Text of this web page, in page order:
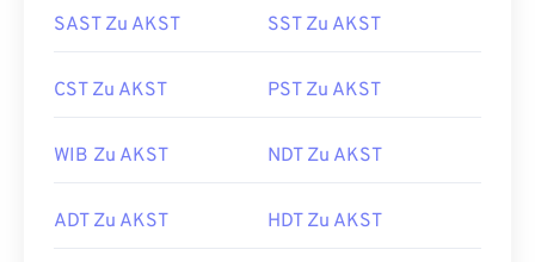
SAST Zu AKST SST Zu AKST
CST Zu AKST PST Zu AKST
WIB Zu AKST NDT Zu AKST
ADT Zu AKST HDT Zu AKST